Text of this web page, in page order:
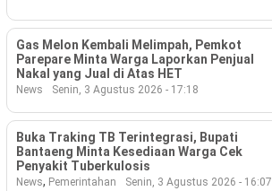
Gas Melon Kembali Melimpah, Pemkot
Parepare Minta Warga Laporkan Penjual
Nakal yang Jual di Atas HET
News Senin, 3 Agustus 2026 - 17:18
Buka Traking TB Terintegrasi, Bupati
Bantaeng Minta Kesediaan Warga Cek
Penyakit Tuberkulosis
News, Pemerintahan Senin, 3 Agustus 2026 - 16:07